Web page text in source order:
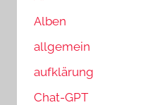
a
c
Alben
allgemein
aufklärung
Chat-GPT